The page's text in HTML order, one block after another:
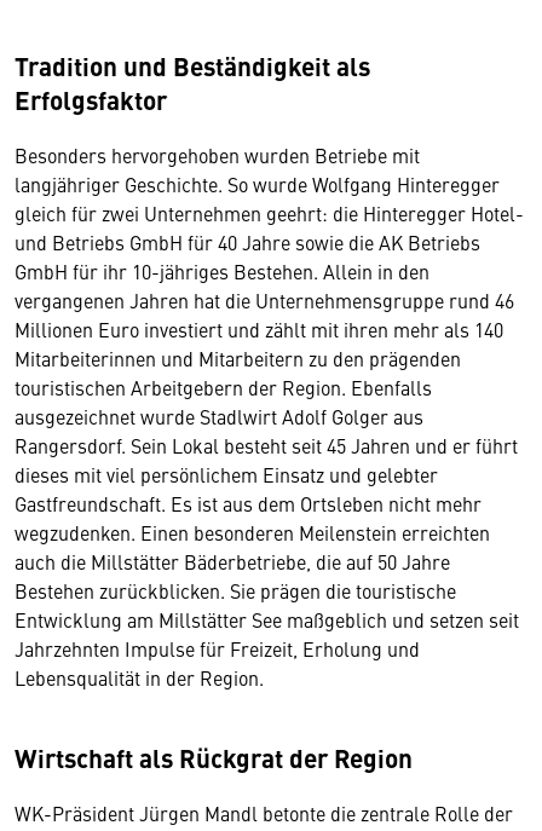
Tradition und Beständigkeit als
Erfolgsfaktor
Besonders hervorgehoben wurden Betriebe mit
langjähriger Geschichte. So wurde Wolfgang Hinteregger
gleich für zwei Unternehmen geehrt: die Hinteregger Hotel-
und Betriebs GmbH für 40 Jahre sowie die AK Betriebs
GmbH für ihr 10-jähriges Bestehen. Allein in den
vergangenen Jahren hat die Unternehmensgruppe rund 46
Millionen Euro investiert und zählt mit ihren mehr als 140
Mitarbeiterinnen und Mitarbeitern zu den prägenden
touristischen Arbeitgebern der Region. Ebenfalls
ausgezeichnet wurde Stadlwirt Adolf Golger aus
Rangersdorf. Sein Lokal besteht seit 45 Jahren und er führt
dieses mit viel persönlichem Einsatz und gelebter
Gastfreundschaft. Es ist aus dem Ortsleben nicht mehr
wegzudenken. Einen besonderen Meilenstein erreichten
auch die Millstätter Bäderbetriebe, die auf 50 Jahre
Bestehen zurückblicken. Sie prägen die touristische
Entwicklung am Millstätter See maßgeblich und setzen seit
Jahrzehnten Impulse für Freizeit, Erholung und
Lebensqualität in der Region.
Wirtschaft als Rückgrat der Region
WK-Präsident Jürgen Mandl betonte die zentrale Rolle der